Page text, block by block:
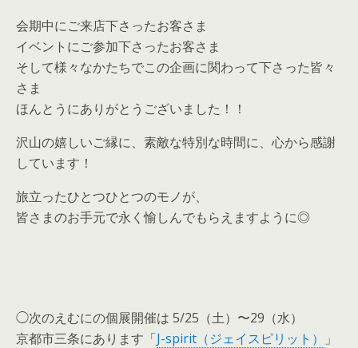
会期中にご来店下さったお客さま
イベントにご参加下さったお客さま
そして様々なかたちでこの企画に関わって下さった皆々
さま
ほんとうにありがとうございました！！
沢山の嬉しいご縁に、素敵な特別な時間に、心から感謝
しています！
旅立ったひとつひとつのモノが、
皆さまのお手元で永く愉しんでもらえますように◎
◯次のえむにの個展開催は 5/25（土）〜29（水）
京都市三条にあります「J-spirit（ジェイスピリット）
」